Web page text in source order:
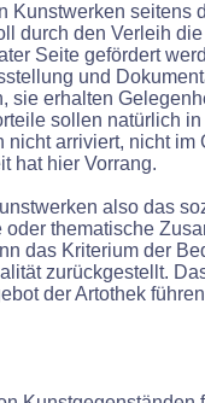
Kunstwerken seitens
durch den Verleih
Seite gefördert
und
sie erhalten
sollen natürlich
arriviert, nicht im
hat hier Vorrang.
also das
thematische
das Kriterium der
zurückgestellt.
der Artothek